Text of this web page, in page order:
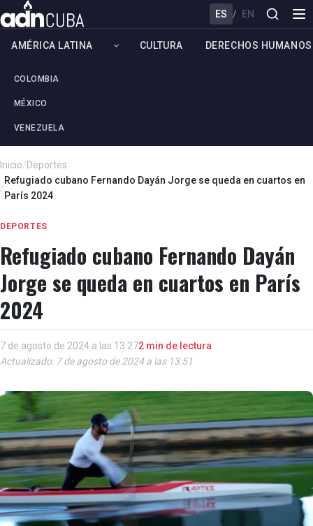
ES / EN
AMÉRICA LATINA
COLOMBIA
MÉXICO
VENEZUELA
CULTURA DERECHOS HUMANOS
Inicio/Deportes
/
Refugiado cubano Fernando Dayán Jorge se queda en cuartos en
París 2024
DEPORTES
Refugiado cubano Fernando Dayán
Jorge se queda en cuartos en París
2024
7 de agosto de 2024 a las 13:272 min de lectura
Actualizado: 7 de agosto de 2024 a las 13:51